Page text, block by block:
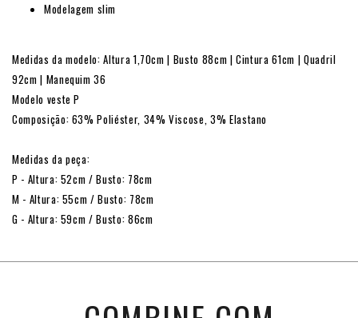
Modelagem slim
Medidas da modelo: Altura 1,70cm | Busto 88cm | Cintura 61cm | Quadril
92cm | Manequim 36
Modelo veste P
Composição: 63% Poliéster, 34% Viscose, 3% Elastano
Medidas da peça:
P - Altura: 52cm / Busto: 78cm
M - Altura: 55cm / Busto: 78cm
G - Altura: 59cm / Busto: 86cm